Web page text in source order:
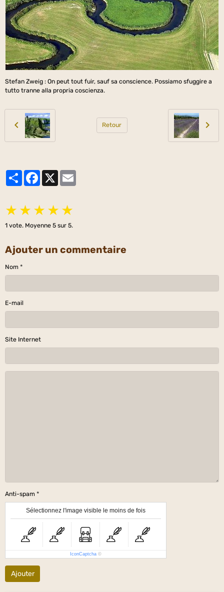
Stefan Zweig : On peut tout fuir, sauf sa conscience. Possiamo sfuggire a
tutto tranne alla propria coscienza.
Retour
PartagerFacebook
X
★ ★ ★ ★ ★
1 vote. Moyenne 5 sur 5.
Ajouter un commentaire
Nom
E-mail
Site Internet
Anti-spam
Sélectionnez l'image visible le moins de fois
IconCaptcha ©
Ajouter